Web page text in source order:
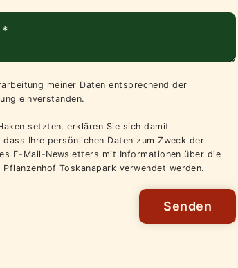
meiner Daten entsprechend der
einverstanden.
setzten, erklären Sie sich damit
dass Ihre persönlichen Daten zum Zweck der
E-Mail-Newsletters mit Informationen über die
Toskanapark verwendet werden.
Senden